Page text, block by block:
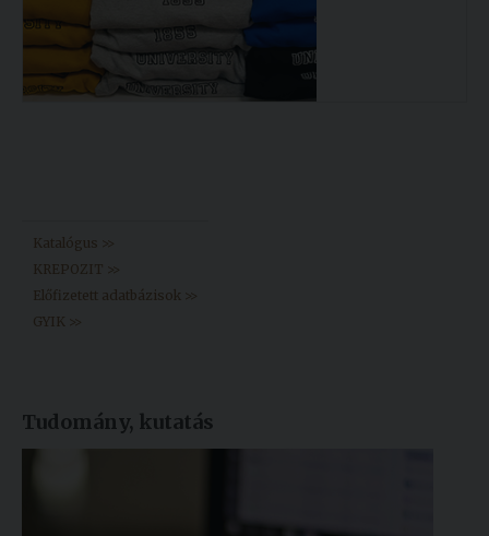
Katalógus >>
KREPOZIT >>
Előfizetett adatbázisok >>
GYIK >>
Tudomány, kutatás